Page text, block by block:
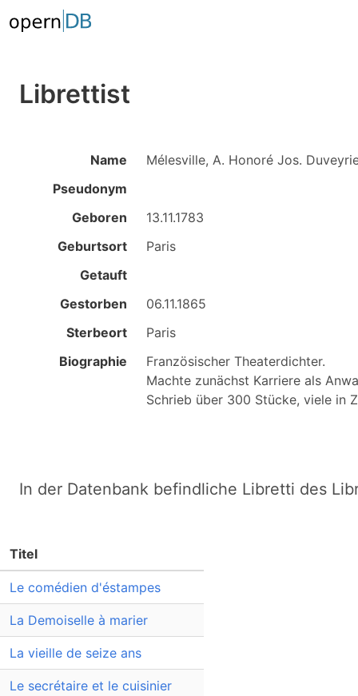
Librettist
Name
Mélesville, A. Honoré Jos.
Pseudonym
Geboren
13.11.1783
Geburtsort
Paris
Getauft
Gestorben
06.11.1865
Sterbeort
Paris
Biographie
Französischer Theaterdichter.
Machte zunächst Karriere als
Schrieb über 300 Stücke, viele in
In der Datenbank befindliche Libretti des
Titel
Le comédien d'éstampes
La Demoiselle à marier
La vieille de seize ans
Le secrétaire et le cuisinier